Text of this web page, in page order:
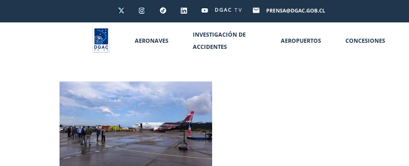
DGAC TV
AERONAVES
INVESTIGACIÓN DE
ACCIDENTES
AEROPUERTOS CONCESIONES